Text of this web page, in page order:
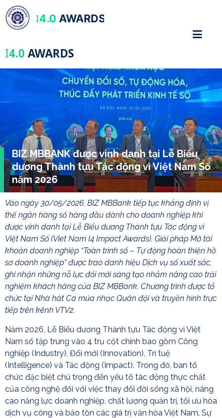
I4.0 AWARDS
I4.0 AWARDS
BIZ MBBANK được vinh danh tại Lễ Biểu
dương Thành tựu Tác động vì Việt Nam Số
năm 2026
Vào ngày 30/05/2026, BIZ MBBank tiếp tục khẳng định vị
thế ngân hàng số hàng đầu dành cho doanh nghiệp khi
được vinh danh tại Lễ Biểu dương Thành tựu Tác động vì
Việt Nam Số (Viet Nam I4 Impact Awards). Giải pháp Mở tài
khoản doanh nghiệp “Toàn trình số – Tự động hoàn thiện hồ
sơ doanh nghiệp” được trao danh hiệu Dịch vụ số xuất sắc,
ghi nhận những nỗ lực đổi mới sáng tạo nhằm nâng cao trải
nghiệm khách hàng của BIZ MBBank. Chương trình được tổ
chức tại Nhà hát Ca múa nhạc Quân đội và truyền hình trực
tiếp trên kênh VTV2.
Năm 2026, Lễ Biểu dương Thành tựu Tác động vì Việt
Nam số tập trung vào 4 trụ cột chính bao gồm Công
nghiệp (Industry), Đổi mới (Innovation), Trí tuệ
(Intelligence) và Tác động (Impact). Trong đó, ban tổ
chức đặc biệt chú trọng đến yếu tố tác động thực chất
của công nghệ đối với việc thay đổi đời sống xã hội, nâng
cao năng lực doanh nghiệp, chất lượng quản trị, tối ưu hóa
dịch vụ công và bảo tồn các giá trị văn hóa Việt Nam. Sự